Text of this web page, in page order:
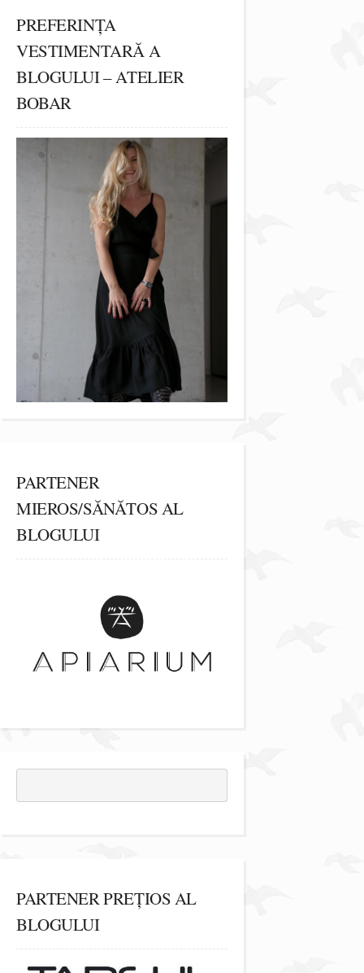
PREFERINȚA
VESTIMENTARĂ A
BLOGULUI – ATELIER
BOBAR
PARTENER
MIEROS/SĂNĂTOS AL
BLOGULUI
PARTENER PREȚIOS AL
BLOGULUI